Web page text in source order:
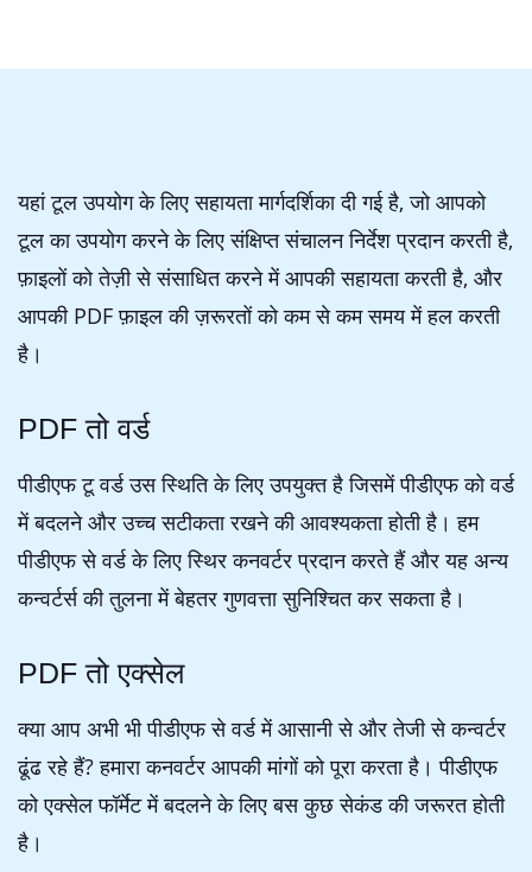
यहां टूल उपयोग के लिए सहायता मार्गदर्शिका दी गई है, जो आपको
टूल का उपयोग करने के लिए संक्षिप्त संचालन निर्देश प्रदान करती है,
फ़ाइलों को तेज़ी से संसाधित करने में आपकी सहायता करती है, और
आपकी PDF फ़ाइल की ज़रूरतों को कम से कम समय में हल करती
है।
PDF तो वर्ड
पीडीएफ टू वर्ड उस स्थिति के लिए उपयुक्त है जिसमें पीडीएफ को वर्ड
में बदलने और उच्च सटीकता रखने की आवश्यकता होती है। हम
पीडीएफ से वर्ड के लिए स्थिर कनवर्टर प्रदान करते हैं और यह अन्य
कन्वर्टर्स की तुलना में बेहतर गुणवत्ता सुनिश्चित कर सकता है।
PDF तो एक्सेल
क्या आप अभी भी पीडीएफ से वर्ड में आसानी से और तेजी से कन्वर्टर
ढूंढ रहे हैं? हमारा कनवर्टर आपकी मांगों को पूरा करता है। पीडीएफ
को एक्सेल फॉर्मेट में बदलने के लिए बस कुछ सेकंड की जरूरत होती
है।